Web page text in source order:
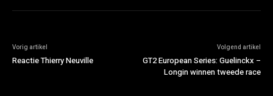
Vorig artikel
Reactie Thierry Neuville
Volgend artikel
GT2 European Series: Guelinckx –
Longin winnen tweede race